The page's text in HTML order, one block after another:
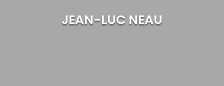
JEAN-LUC NEAU